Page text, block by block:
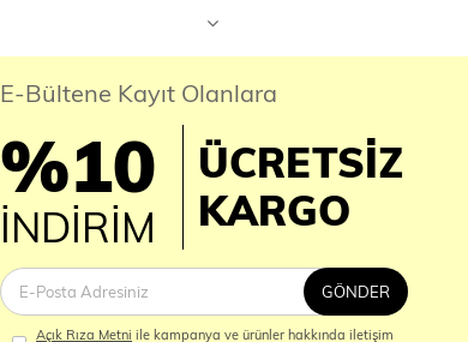
E-Bültene Kayıt Olanlara
%10
İNDİRİM
ÜCRETSİZ
KARGO
GÖNDER
Açık Rıza Metni ile kampanya ve ürünler hakkında iletişim